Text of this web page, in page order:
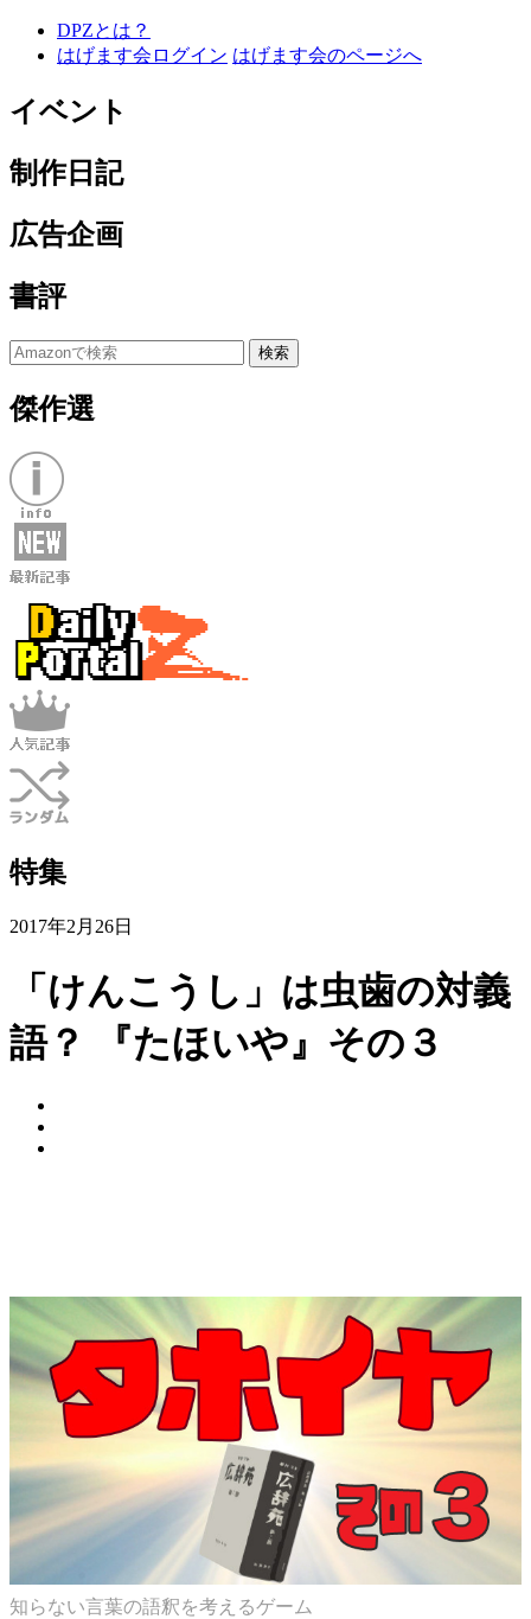
DPZとは？
はげます会ログイン はげます会のページへ
イベント
制作日記
広告企画
書評
傑作選
特集
2017年2月26日
「けんこうし」は虫歯の対義
語？ 『たほいや』その３
知らない言葉の語釈を考えるゲーム